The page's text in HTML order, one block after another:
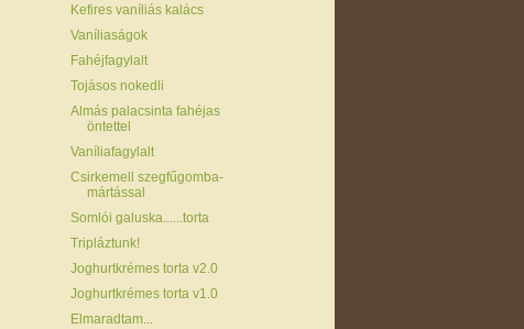
Kefires vaníliás kalács
Vaníliaságok
Fahéjfagylalt
Tojásos nokedli
Almás palacsinta fahéjas
öntettel
Vaníliafagylalt
Csirkemell szegfűgomba-
mártással
Somlói galuska......torta
Tripláztunk!
Joghurtkrémes torta v2.0
Joghurtkrémes torta v1.0
Elmaradtam...